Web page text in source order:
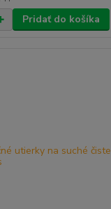
Pridať do košíka